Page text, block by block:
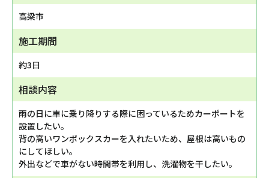
高梁市
施工期間
約3日
相談内容
雨の日に車に乗り降りする際に困っているためカーポートを
設置したい。
背の高いワンボックスカーを入れたいため、屋根は高いもの
にしてほしい。
外出などで車がない時間帯を利用し、洗濯物を干したい。